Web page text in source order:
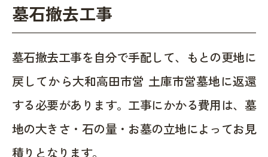
墓石撤去工事
墓石撤去工事を自分で手配して、もとの更地に
戻してから大和高田市営 土庫市営墓地に返還
する必要があります。工事にかかる費用は、墓
地の大きさ・石の量・お墓の立地によってお見
積りとなります。